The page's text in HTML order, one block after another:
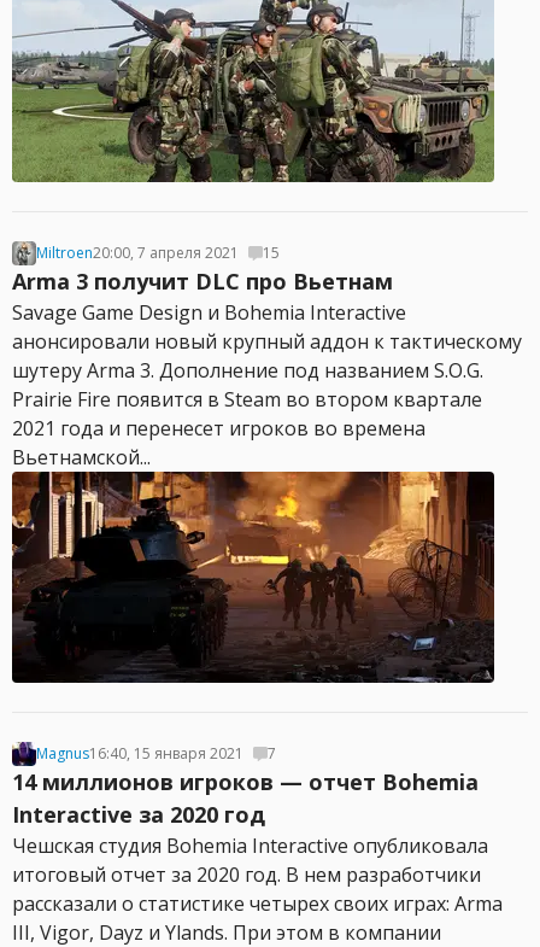
Miltroen20:00, 7 апреля 2021 15
Arma 3 получит DLC про Вьетнам
Savage Game Design и Bohemia Interactive
анонсировали новый крупный аддон к тактическому
шутеру Arma 3. Дополнение под названием S.O.G.
Prairie Fire появится в Steam во втором квартале
2021 года и перенесет игроков во времена
Вьетнамской...
Magnus16:40, 15 января 2021 7
14 миллионов игроков — отчет Bohemia
Interactive за 2020 год
Чешская студия Bohemia Interactive опубликовала
итоговый отчет за 2020 год. В нем разработчики
рассказали о статистике четырех своих играх: Arma
III, Vigor, Dayz и Ylands. При этом в компании